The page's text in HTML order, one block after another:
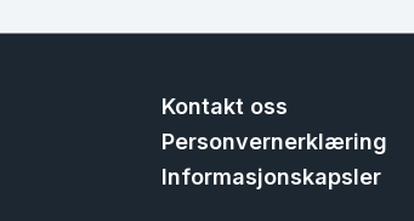
Kontakt oss
Personvernerklæring
Informasjonskapsler